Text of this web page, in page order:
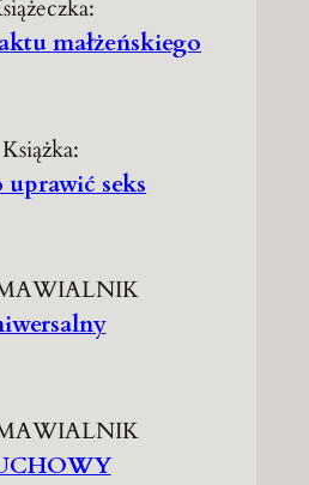
małżeńskiego
Książka:
seks